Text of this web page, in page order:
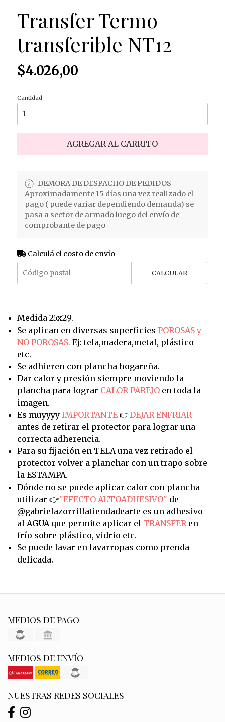
Transfer Termo
transferible NT12
$4.026,00
Cantidad
AGREGAR AL CARRITO
DEMORA DE DESPACHO DE PEDIDOS
Aproximadamente 15 días una vez realizado el
pago ( puede variar dependiendo demanda) se
pasa a sector de armado luego del envío de
comprobante de pago
Calculá el costo de envío
CALCULAR
Medida 25x29.
Se aplican en diversas superficies POROSAS y
NO POROSAS. Ej: tela,madera,metal, plástico
etc.
Se adhieren con plancha hogareña.
Dar calor y presión siempre moviendo la
plancha para lograr CALOR PAREJOen toda la
imagen.
Es muyyyy IMPORTANTE👉DEJAR ENFRIAR
antes de retirar el protector para lograr una
correcta adherencia.
Para su fijación en TELA una vez retirado el
protector volver a planchar con un trapo sobre
la ESTAMPA.
Dónde no se puede aplicar calor con plancha
utilizar 👉"EFECTO AUTOADHESIVO" de
@gabrielazorrillatiendadearte es un adhesivo
al AGUA que permite aplicar el TRANSFERen
frío sobre plástico, vidrio etc.
Se puede lavar en lavarropas como prenda
delicada.
MEDIOS DE PAGO
MEDIOS DE ENVÍO
NUESTRAS REDES SOCIALES